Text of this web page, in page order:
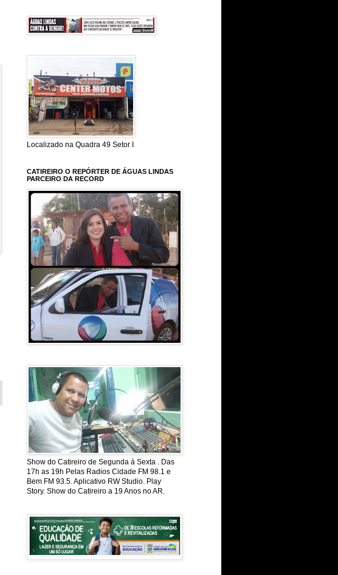
Localizado na Quadra 49 Setor I
CATIREIRO O REPÓRTER DE ÁGUAS LINDAS
PARCEIRO DA RECORD
Show do Catireiro de Segunda á Sexta . Das
17h as 19h Pelas Radios Cidade FM 98.1 e
Bem FM 93.5. Aplicativo RW Studio. Play
Story. Show do Catireiro a 19 Anos no AR.